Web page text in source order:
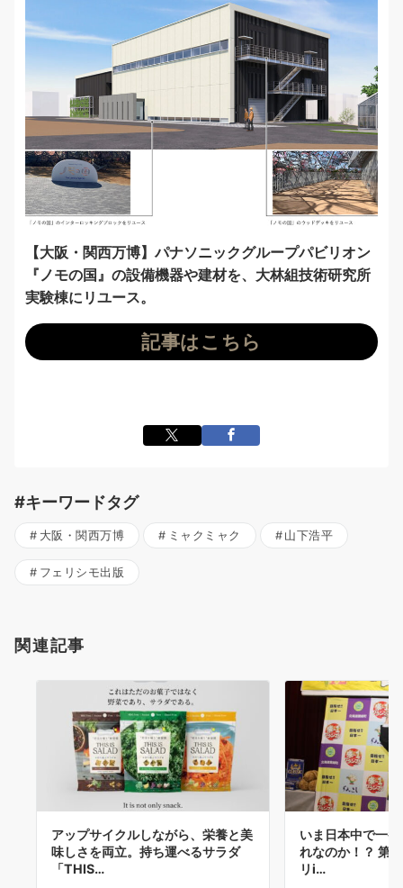
【大阪・関西万博】パナソニックグループパビリオン
『ノモの国』の設備機器や建材を、大林組技術研究所
実験棟にリユース。
記事はこちら
#キーワードタグ
大阪・関西万博 ミャクミャク 山下浩平
フェリシモ出版
関連記事
アップサイクルしながら、栄養と美
味しさを両立。持ち運べるサラダ
「THIS…
いま日本中で一
れなのか！？ 第
リi…